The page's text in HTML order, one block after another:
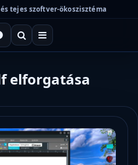
tejes szoftver-ökoszisztéma
elforgatása